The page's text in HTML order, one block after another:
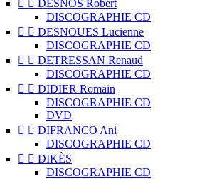
  DESNOS Robert
DISCOGRAPHIE CD
  DESNOUES Lucienne
DISCOGRAPHIE CD
  DETRESSAN Renaud
DISCOGRAPHIE CD
  DIDIER Romain
DISCOGRAPHIE CD
DVD
  DIFRANCO Ani
DISCOGRAPHIE CD
  DIKÈS
DISCOGRAPHIE CD